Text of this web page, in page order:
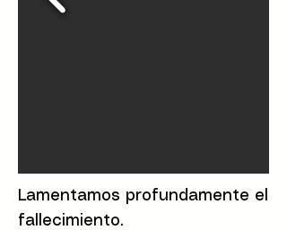
Lamentamos profundamente el
fallecimiento.